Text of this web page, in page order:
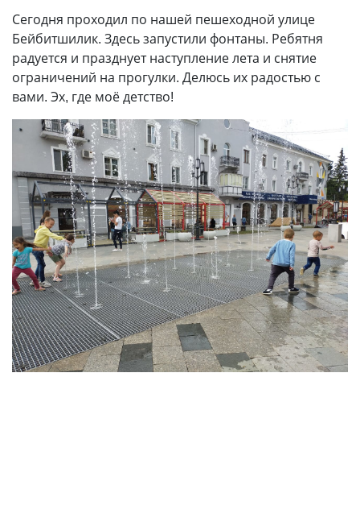
Сегодня проходил по нашей пешеходной улице
Бейбитшилик. Здесь запустили фонтаны. Ребятня
радуется и празднует наступление лета и снятие
ограничений на прогулки. Делюсь их радостью с
вами. Эх, где моё детство!